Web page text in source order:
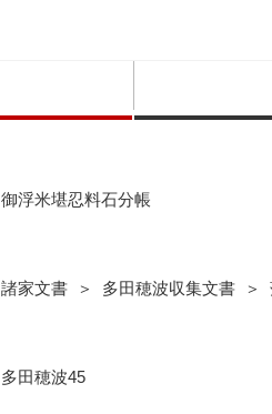
御浮米堪忍料石分帳
諸家文書 ＞ 多田穂波収集文書 ＞
多田穂波45